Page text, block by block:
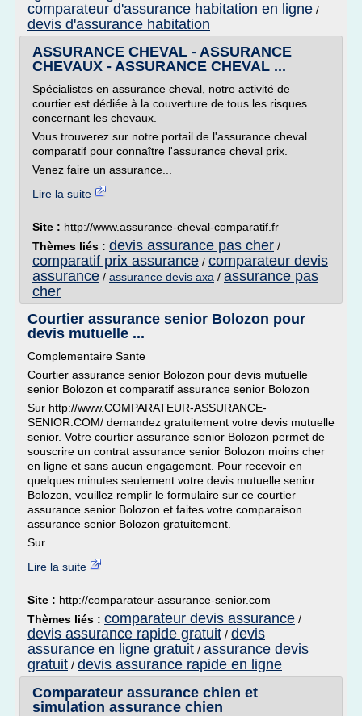
comparateur d'assurance habitation en ligne /
devis d'assurance habitation
ASSURANCE CHEVAL - ASSURANCE
CHEVAUX - ASSURANCE CHEVAL ...
Spécialistes en assurance cheval, notre activité de
courtier est dédiée à la couverture de tous les risques
concernant les chevaux.
Vous trouverez sur notre portail de l'assurance cheval
comparatif pour connaître l'assurance cheval prix.
Venez faire un assurance...
Lire la suite
Site : http://www.assurance-cheval-comparatif.fr
Thèmes liés : devis assurance pas cher /
comparatif prix assurance / comparateur devis
assurance / assurance devis axa / assurance pas
cher
Courtier assurance senior Bolozon pour
devis mutuelle ...
Complementaire Sante
Courtier assurance senior Bolozon pour devis mutuelle
senior Bolozon et comparatif assurance senior Bolozon
Sur http://www.COMPARATEUR-ASSURANCE-
SENIOR.COM/ demandez gratuitement votre devis mutuelle
senior. Votre courtier assurance senior Bolozon permet de
souscrire un contrat assurance senior Bolozon moins cher
en ligne et sans aucun engagement. Pour recevoir en
quelques minutes seulement votre devis mutuelle senior
Bolozon, veuillez remplir le formulaire sur ce courtier
assurance senior Bolozon et faites votre comparaison
assurance senior Bolozon gratuitement.
Sur...
Lire la suite
Site : http://comparateur-assurance-senior.com
Thèmes liés : comparateur devis assurance /
devis assurance rapide gratuit / devis
assurance en ligne gratuit / assurance devis
gratuit / devis assurance rapide en ligne
Comparateur assurance chien et
simulation assurance chien